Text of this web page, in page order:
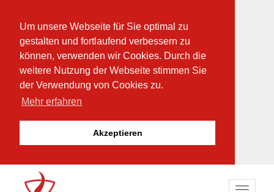
Um unsere Webseite für Sie optimal zu
gestalten und fortlaufend verbessern zu
können, verwenden wir Cookies. Durch die
weitere Nutzung der Webseite stimmen Sie
der Verwendung von Cookies zu.
Mehr erfahren
Akzeptieren